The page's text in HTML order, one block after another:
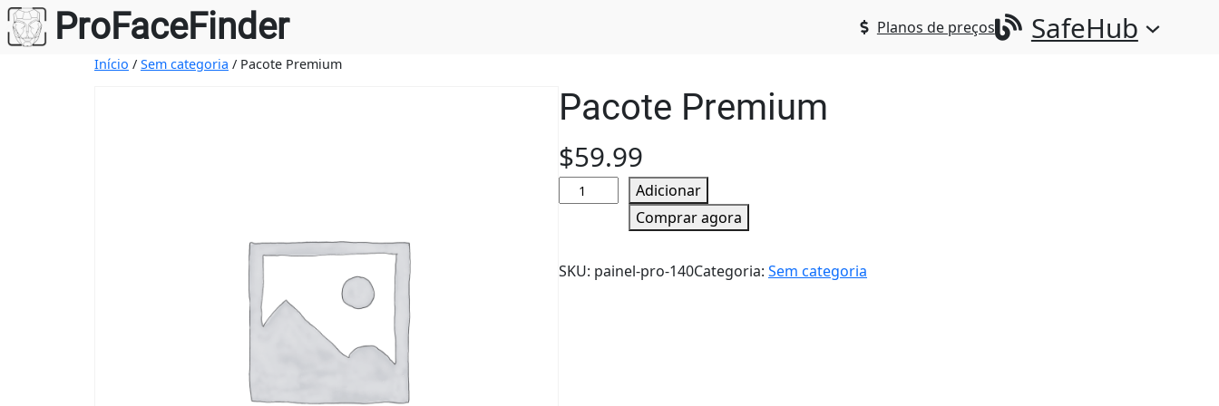
Saltar
para
ProFaceFinder Planos de preços SafeHub
Início / Sem categoria / Pacote Premium
Pacote Premium
$59.99
u
t
Adicionar
Comprar agora
SKU: painel-pro-140Categoria: Sem categoria